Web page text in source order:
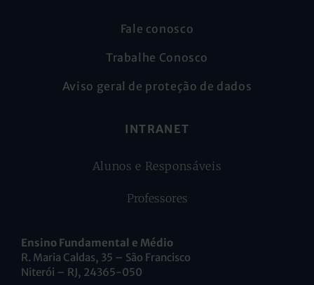
Fale conosco
Trabalhe Conosco
Aviso geral de proteção de dados
INTRANET
Alunos e Responsáveis
Professores
Ensino Fundamental e Médio
R. Maria Caldas, 35 – São Francisco
Niterói – RJ, 24365-050